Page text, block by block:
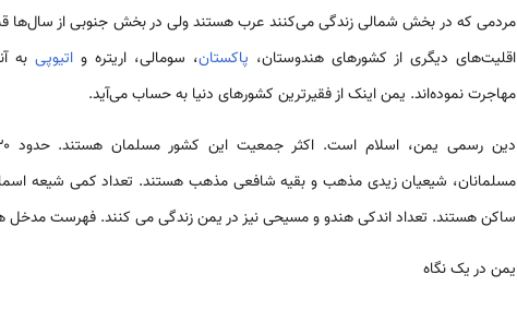
مردمی که در بخش شمالی زندگی می‌کنند عرب هستند ولی در بخش جنوبی از سال‌ها
اقلیت‌های دیگری از کشورهای هندوستان، پاکستان، سومالی، اریتره واتیوپی به
مهاجرت نموده‌اند. یمن اینک از فقیرترین کشورهای دنیا به حساب می‌آید.
مسلمانان، شیعیان زیدی مذهب و بقیه شافعی مذهب هستند. تعداد کمی شیعه
ساکن هستند. تعداد اندکی هندو و مسیحی نیز در یمن زندگی می کنند. فهرست مدخل
یمن در یک نگاه